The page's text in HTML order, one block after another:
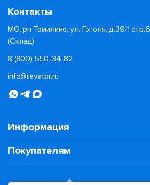
Контакты
МО, рп Томилино, ул. Гоголя, д.39/1 стр.6
(Склад)
8 (800) 550-34-82
info@revator.ru
Информация
Покупателям